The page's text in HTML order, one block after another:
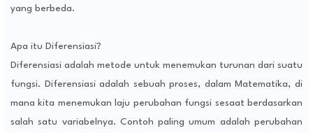
yang berbeda.
Apa itu Diferensiasi?
Diferensiasi adalah metode untuk menemukan turunan dari suatu
fungsi. Diferensiasi adalah sebuah proses, dalam Matematika, di
mana kita menemukan laju perubahan fungsi sesaat berdasarkan
salah satu variabelnya. Contoh paling umum adalah perubahan